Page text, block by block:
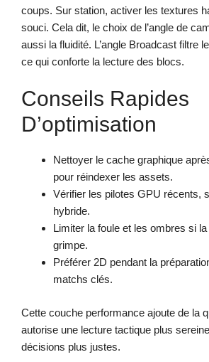
coups. Sur station, activer les textures
souci. Cela dit, le choix de l’angle de
aussi la fluidité. L’angle Broadcast filtre
ce qui conforte la lecture des blocs.
Conseils Rapides
D’optimisation
Nettoyer le cache graphique
pour réindexer les assets.
Vérifier les pilotes GPU récents,
hybride.
Limiter la foule et les ombres si
grimpe.
Préférer 2D pendant la
matchs clés.
Cette couche performance ajoute de la
autorise une lecture tactique plus
décisions plus justes.